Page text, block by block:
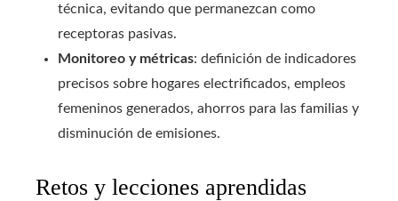
técnica, evitando que permanezcan como
receptoras pasivas.
Monitoreo y métricas: definición de indicadores
precisos sobre hogares electrificados, empleos
femeninos generados, ahorros para las familias y
disminución de emisiones.
Retos y lecciones aprendidas